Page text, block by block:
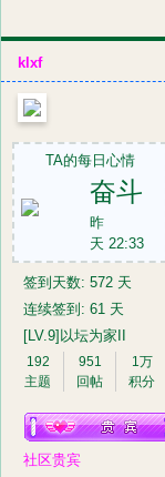
klxf
TA的每日心情
奋斗
昨
天 22:33
签到天数: 572 天
连续签到: 61 天
[LV.9]以坛为家II
192
主题
951
回帖
1万
积分
社区贵宾